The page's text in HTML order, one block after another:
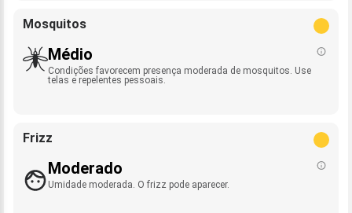
Mosquitos
Médio
Condições favorecem presença moderada de mosquitos. Use
telas e repelentes pessoais.
Frizz
Moderado
Umidade moderada. O frizz pode aparecer.